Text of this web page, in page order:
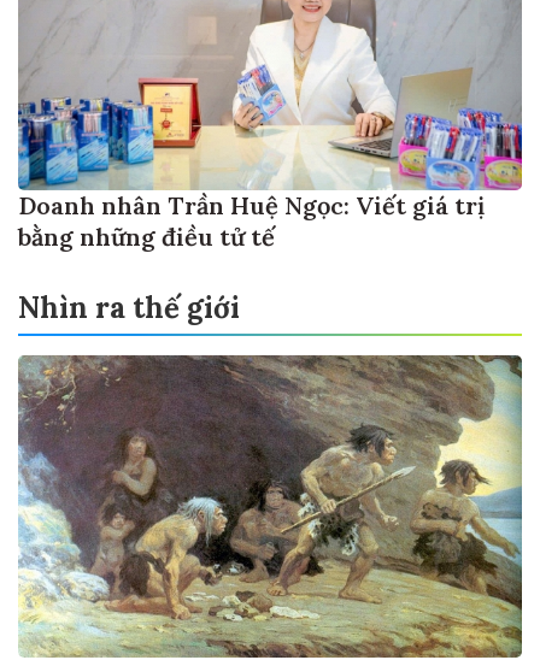
Doanh nhân Trần Huệ Ngọc: Viết giá trị
bằng những điều tử tế
Nhìn ra thế giới